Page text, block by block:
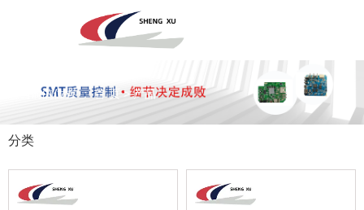
深圳市圣旭电子科技有限公司，主营SMT贴片、DIP插件、组装来料
加工及代工代料PCBA业务！欢迎咨询！
PCBA一站式服务商
您当前的位置 ： 首 页>产品
分类